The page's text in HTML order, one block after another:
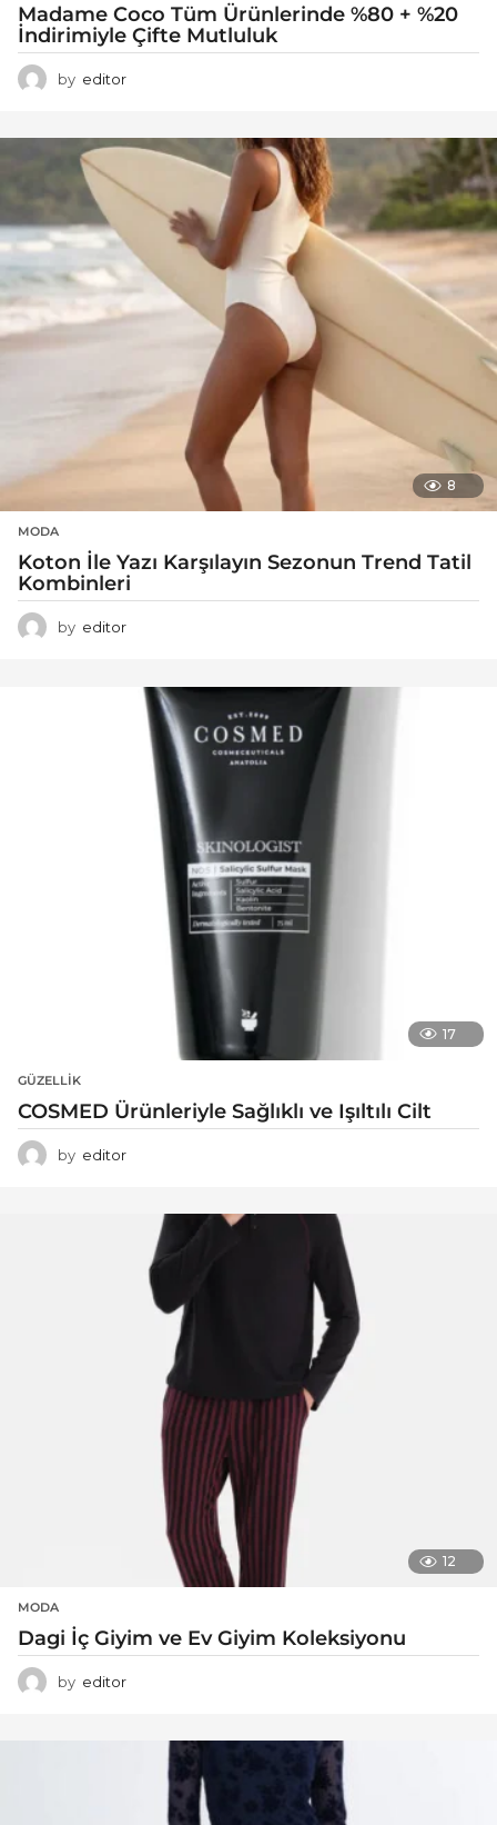
Madame Coco Tüm Ürünlerinde %80 + %20
İndirimiyle Çifte Mutluluk
by editor
8
MODA
Koton İle Yazı Karşılayın Sezonun Trend Tatil
Kombinleri
by editor
17
GÜZELLIK
COSMED Ürünleriyle Sağlıklı ve Işıltılı Cilt
by editor
12
MODA
Dagi İç Giyim ve Ev Giyim Koleksiyonu
by editor